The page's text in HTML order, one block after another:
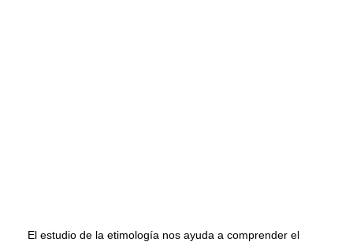
El estudio de la etimología nos ayuda a comprender el